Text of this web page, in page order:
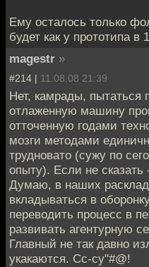
Ему осталось только
будет как у прототипа в
magestr »
#214 | 11.08.08 21:39
Нет, камрады, пытаться
отлаженную машину
отточенную годами
мозги методами
трудновато (сужу по
опыту). Если не сказать
Думаю, в наших
вкладываться в
переводить процесс в
развивать агентурную
Главный не так давно
укакаются. Сс-су"#@!